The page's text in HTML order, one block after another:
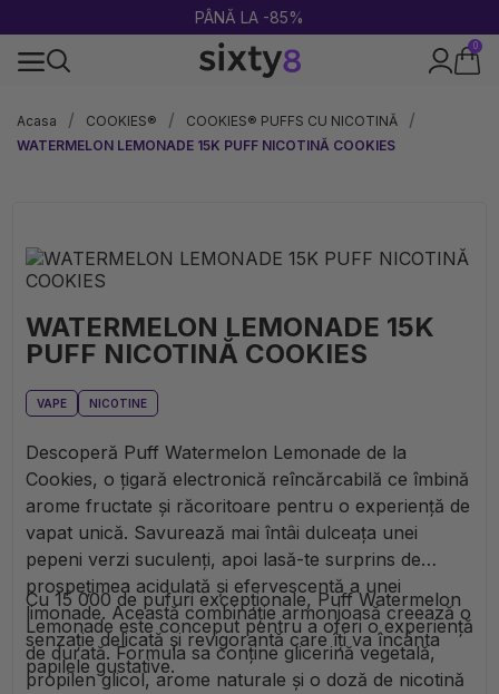
PÂNĂ LA -85%
0
Acasa
COOKIES®
COOKIES® PUFFS CU NICOTINĂ
WATERMELON LEMONADE 15K PUFF NICOTINĂ COOKIES
WATERMELON LEMONADE 15K
PUFF NICOTINĂ COOKIES
VAPE NICOTINE
Descoperă Puff Watermelon Lemonade de la
Cookies, o țigară electronică reîncărcabilă ce îmbină
arome fructate și răcoritoare pentru o experiență de
vapat unică. Savurează mai întâi dulceața unei
pepeni verzi suculenți, apoi lasă-te surprins de
prospețimea acidulată și efervescentă a unei
limonade. Această combinație armonioasă creează o
senzație delicată și revigorantă care îți va încânta
papilele gustative.
Cu 15 000 de pufuri excepționale, Puff Watermelon
Lemonade este conceput pentru a oferi o experiență
de durată. Formula sa conține glicerină vegetală,
propilen glicol, arome naturale și o doză de nicotină